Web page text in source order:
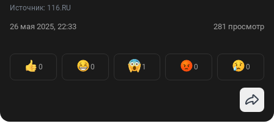
Источник: 116.RU
26 мая 2025, 22:33 281 просмотр
0 0 1 0 0